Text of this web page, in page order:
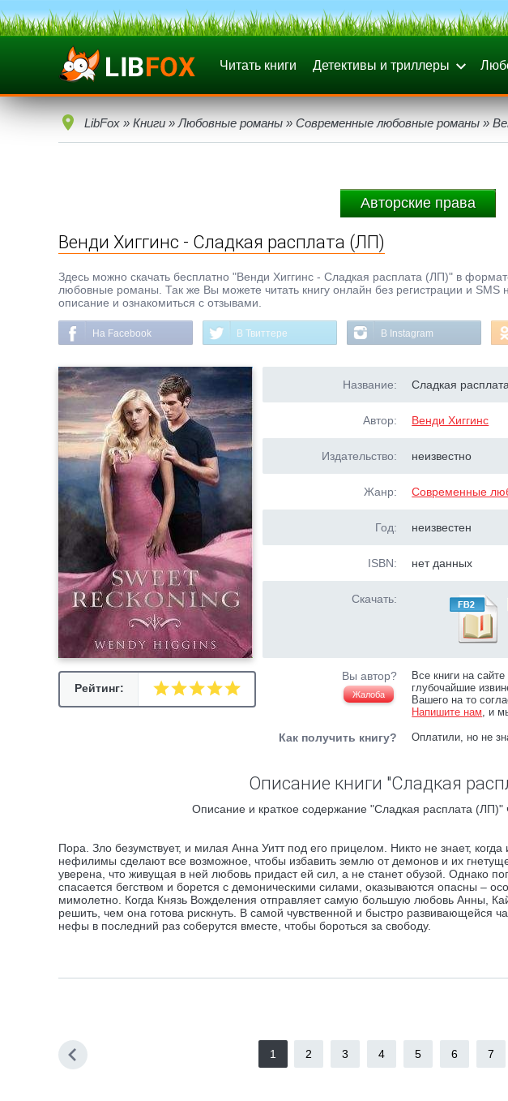
Читать книги Детективы и триллеры
LibFox » Книги » Любовные романы » Современные любовные романы »
Авторские права
Венди Хиггинс - Сладкая расплата (ЛП)
Здесь можно скачать бесплатно "Венди Хиггинс - Сладкая расплата (ЛП)" в
любовные романы. Так же Вы можете читать книгу онлайн без регистрации и SMS
описание и ознакомиться с отзывами.
На Facebook В Твиттере В Instagram
Рейтинг:
Название: Сладкая
Автор: Венди Хиггинс
Издательство: неизвестно
Жанр: Современные
Год: неизвестен
ISBN: нет данных
Скачать:
Вы автор?
Жалоба
Все книги на
глубочайшие
Вашего на то
Напишите нам, и
Как получить книгу? Оплатили, но не
Описание книги "Сладкая
Описание и краткое содержание "Сладкая расплата (ЛП)"
Пора. Зло безумствует, и милая Анна Уитт под его прицелом. Никто не знает,
нефилимы сделают все возможное, чтобы избавить землю от демонов и их
уверена, что живущая в ней любовь придаст ей сил, а не станет обузой. Однако
спасается бегством и борется с демоническими силами, оказываются опасны –
мимолетно. Когда Князь Вожделения отправляет самую большую любовь Анны,
решить, чем она готова рискнуть. В самой чувственной и быстро развивающейся
нефы в последний раз соберутся вместе, чтобы бороться за свободу.
1 2 3 4 5 6 7